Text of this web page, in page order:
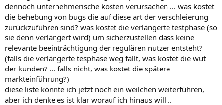
dennoch unternehmerische kosten verursachen ... was kostet
die behebung von bugs die auf diese art der verschleierung
zurückzuführen sind? was kostet die verlängerte testphase (so
sie denn verlängert wird) um sicherzustellen dass keine
relevante beeinträchtigung der regulären nutzer entsteht?
(falls die verlängerte tesphase weg fällt, was kostet die wut
der kunden? ... falls nicht, was kostet die spätere
markteinführung?)
diese liste könnte ich jetzt noch ein weilchen weiterführen,
aber ich denke es ist klar worauf ich hinaus will...